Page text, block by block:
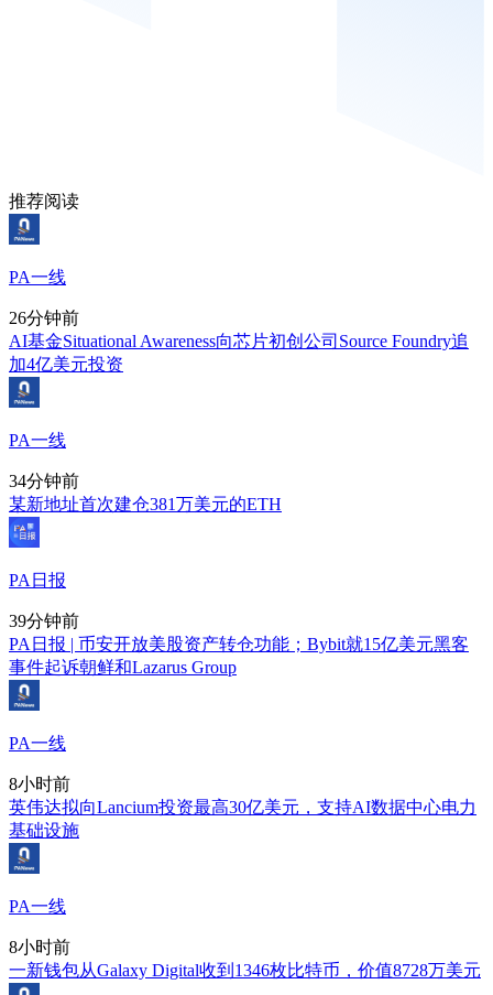
推荐阅读
PA一线
26分钟前
AI基金Situational Awareness向芯片初创公司Source Foundry追
加4亿美元投资
PA一线
34分钟前
某新地址首次建仓381万美元的ETH
PA日报
39分钟前
PA日报 | 币安开放美股资产转仓功能；Bybit就15亿美元黑客
事件起诉朝鲜和Lazarus Group
PA一线
8小时前
英伟达拟向Lancium投资最高30亿美元，支持AI数据中心电力
基础设施
PA一线
8小时前
一新钱包从Galaxy Digital收到1346枚比特币，价值8728万美元